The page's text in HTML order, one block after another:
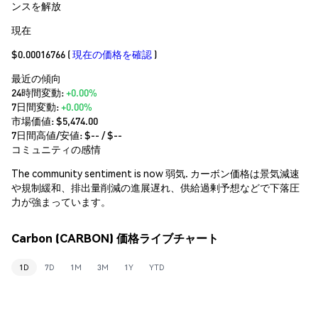
ンスを解放
現在
$0.00016766 (現在の価格を確認 )
最近の傾向
24時間変動:+0.00%
7日間変動:+0.00%
市場価値:$5,474.00
7日間高値/安値: $-- / $--
コミュニティの感情
The community sentiment is now 弱気. カーボン価格は景気減速
や規制緩和、排出量削減の進展遅れ、供給過剰予想などで下落圧
力が強まっています。
Carbon (CARBON) 価格ライブチャート
1D 7D 1M 3M 1Y YTD